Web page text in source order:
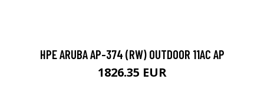
HPE ARUBA AP-374 (RW) OUTDOOR 11AC AP
1826.35 EUR